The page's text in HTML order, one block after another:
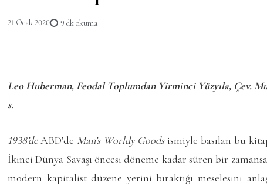
21 Ocak 2020 9 dk okuma
Leo Huberman, Feodal Toplumdan Yirminci Yüzyıla, Çev.
s.
1938’deABD’de Man’s Worldy Goodsismiyle basılan bu
İkinci Dünya Savaşı öncesi döneme kadar süren bir
modern kapitalist düzene yerini bıraktığı meselesini